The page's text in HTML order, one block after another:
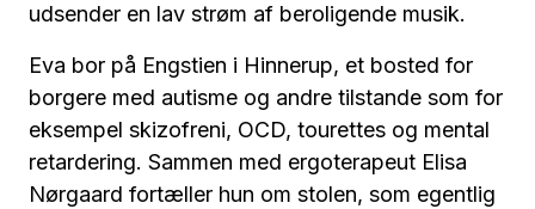
udsender en lav strøm af beroligende musik.
Eva bor på Engstien i Hinnerup, et bosted for
borgere med autisme og andre tilstande som for
eksempel skizofreni, OCD, tourettes og mental
retardering. Sammen med ergoterapeut Elisa
Nørgaard fortæller hun om stolen, som egentlig